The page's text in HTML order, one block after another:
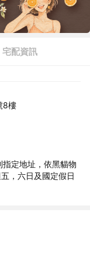
宅配資訊
8樓
定地址，依黑貓物
，六日及國定假日